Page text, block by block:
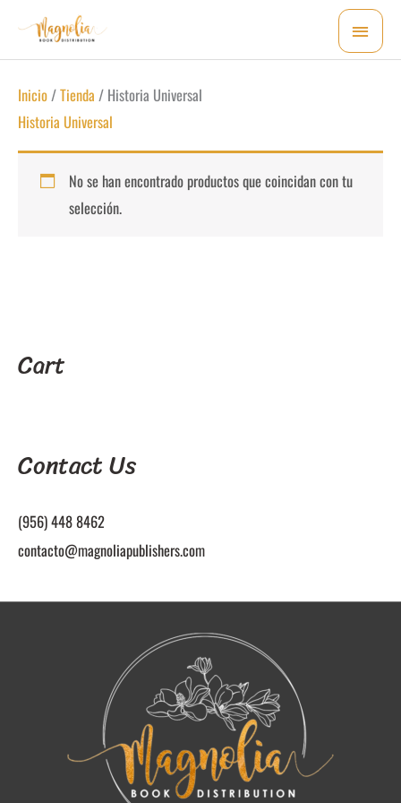
contenido
Inicio/Tienda / Historia Universal
Historia Universal
No se han encontrado productos que coincidan con tu
selección.
Cart
Contact Us
(956) 448 8462
contacto@magnoliapublishers.com